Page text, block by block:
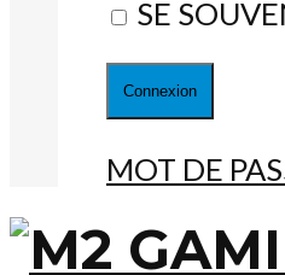
SE
MOT DE